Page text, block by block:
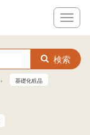
メ
ニ
ー
検索
基礎化粧品